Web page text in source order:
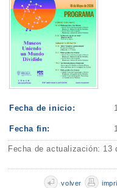
Fecha de inicio:
Fecha fin:
Fecha de actualización: 13
volver